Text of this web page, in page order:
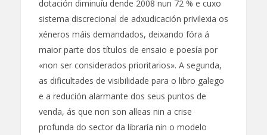
dotación diminuíu dende 2008 nun 72 % e cuxo
sistema discrecional de adxudicación privilexia os
xéneros máis demandados, deixando fóra á
maior parte dos títulos de ensaio e poesía por
«non ser considerados prioritarios». A segunda,
as dificultades de visibilidade para o libro galego
e a redución alarmante dos seus puntos de
venda, ás que non son alleas nin a crise
profunda do sector da libraría nin o modelo